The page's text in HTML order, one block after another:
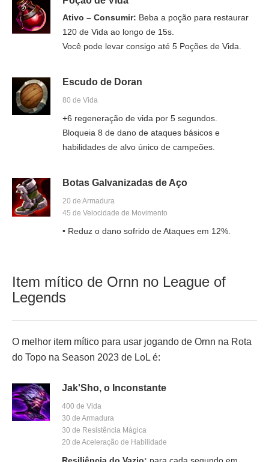
Ativo – Consumir: Beba a poção para restaurar
120 de Vida ao longo de 15s.
Você pode levar consigo até 5 Poções de Vida.
Escudo de Doran
80 de Vida
+6 regeneração de vida por 5 segundos.
Bloqueia 8 de dano de ataques básicos e
habilidades de alvo único de campeões.
Botas Galvanizadas de Aço
20 de Armadura
45 de Velocidade de Movimento
• Reduz o dano sofrido de Ataques em 12%.
Item mítico de Ornn no League of
Legends
O melhor item mítico para usar jogando de Ornn na Rota
do Topo na Season 2023 de LoL é:
Jak'Sho, o Inconstante
400 de Vida
30 de Armadura
30 de Resistência Mágica
20 de Aceleração de Habilidade
Resiliência do Vazio: para cada segundo em